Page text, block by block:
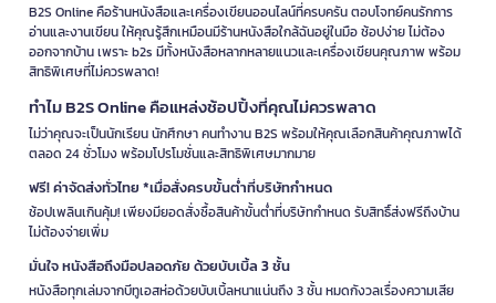
B2S Online คือร้านหนังสือและเครื่องเขียนออนไลน์ที่ครบครัน ตอบโจทย์คนรักการ
อ่านและงานเขียน ให้คุณรู้สึกเหมือนมีร้านหนังสือใกล้ฉันอยู่ในมือ ช้อปง่าย ไม่ต้อง
ออกจากบ้าน เพราะ b2s มีทั้งหนังสือหลากหลายแนวและเครื่องเขียนคุณภาพ พร้อม
สิทธิพิเศษที่ไม่ควรพลาด!
ทำไม B2S Online คือแหล่งช้อปปิ้งที่คุณไม่ควรพลาด
ไม่ว่าคุณจะเป็นนักเรียน นักศึกษา คนทำงาน B2S พร้อมให้คุณเลือกสินค้าคุณภาพได้
ตลอด 24 ชั่วโมง พร้อมโปรโมชั่นและสิทธิพิเศษมากมาย
ฟรี! ค่าจัดส่งทั่วไทย *เมื่อสั่งครบขั้นต่ำที่บริษัทกำหนด
ช้อปเพลินเกินคุ้ม! เพียงมียอดสั่งซื้อสินค้าขั้นต่ำที่บริษัทกำหนด รับสิทธิ์ส่งฟรีถึงบ้าน
ไม่ต้องจ่ายเพิ่ม
มั่นใจ หนังสือถึงมือปลอดภัย ด้วยบับเบิ้ล 3 ชั้น
หนังสือทุกเล่มจากบีทูเอสห่อด้วยบับเบิ้ลหนาแน่นถึง 3 ชั้น หมดกังวลเรื่องความเสีย